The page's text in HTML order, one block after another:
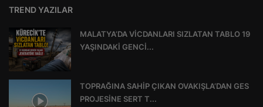
TREND YAZILAR
MALATYA’DA VİCDANLARI SIZLATAN TABLO 19
YAŞINDAKİ GENCİ...
TOPRAĞINA SAHİP ÇIKAN OVAKIŞLA’DAN GES
PROJESİNE SERT T...